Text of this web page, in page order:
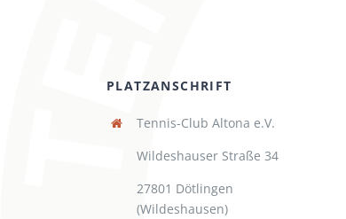
PLATZANSCHRIFT
Tennis-Club Altona e.V.
Wildeshauser Straße 34
27801 Dötlingen
(Wildeshausen)